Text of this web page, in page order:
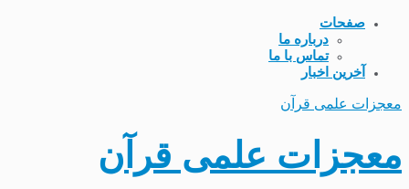
صفحات
درباره ما
تماس با ما
آخرین اخبار
معجزات علمی قرآن
معجزات علمی قرآن